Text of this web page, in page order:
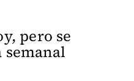
pero se
semanal